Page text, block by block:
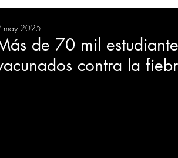
EVENTOS
de 70 mil
contra la
may 2025